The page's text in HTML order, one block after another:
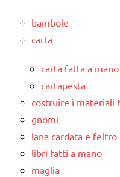
bambole
carta
carta fatta a mano
cartapesta
costruire i materiali
gnomi
lana cardata e feltro
libri fatti a mano
maglia